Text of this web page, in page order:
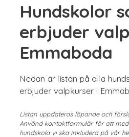
Hundskolor
erbjuder
Emmaboda
Nedan är listan på alla
erbjuder valpkurser i
Listan uppdateras löpande och
Använd kontaktformulär för att
hundskola vi ska inkludera på vår